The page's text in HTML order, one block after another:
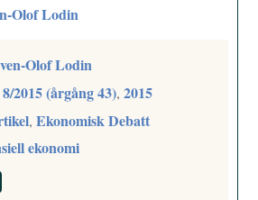
Olof Lodin
Olof Lodin
8/2015 (årgång 43),2015
,Ekonomisk Debatt
ekonomi